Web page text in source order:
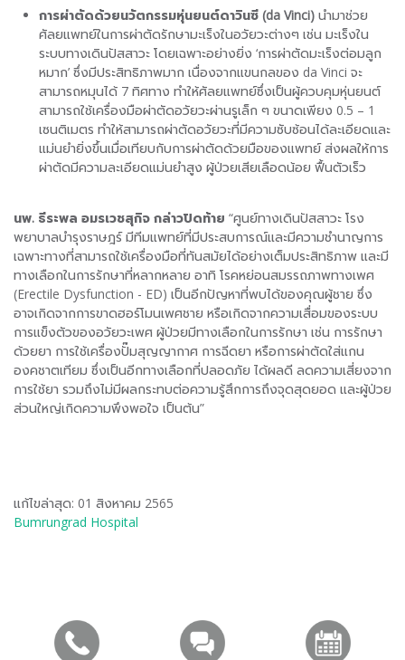
การผ่าตัดด้วยนวัตกรรมหุ่นยนต์ดาวินซี (da Vinci) นำมาช่วย
ศัลยแพทย์ในการผ่าตัดรักษามะเร็งในอวัยวะต่างๆ เช่น มะเร็งใน
ระบบทางเดินปัสสาวะ โดยเฉพาะอย่างยิ่ง ‘การผ่าตัดมะเร็งต่อมลูก
หมาก’ ซึ่งมีประสิทธิภาพมาก เนื่องจากแขนกลของ da Vinci จะ
สามารถหมุนได้ 7 ทิศทาง ทำให้ศัลยแพทย์ซึ่งเป็นผู้ควบคุมหุ่นยนต์
สามารถใช้เครื่องมือผ่าตัดอวัยวะผ่านรูเล็ก ๆ ขนาดเพียง 0.5 – 1
เซนติเมตร ทำให้สามารถผ่าตัดอวัยวะที่มีความซับซ้อนได้ละเอียดและ
แม่นยำยิ่งขึ้นเมื่อเทียบกับการผ่าตัดด้วยมือของแพทย์ ส่งผลให้การ
ผ่าตัดมีความละเอียดแม่นยำสูง ผู้ป่วยเสียเลือดน้อย ฟื้นตัวเร็ว
นพ. ธีระพล อมรเวชสุกิจ กล่าวปิดท้าย “ศูนย์ทางเดินปัสสาวะ โรง
พยาบาลบำรุงราษฎร์ มีทีมแพทย์ที่มีประสบการณ์และมีความชำนาญการ
เฉพาะทางที่สามารถใช้เครื่องมือที่ทันสมัยได้อย่างเต็มประสิทธิภาพ และมี
ทางเลือกในการรักษาที่หลากหลาย อาทิ โรคหย่อนสมรรถภาพทางเพศ
(Erectile Dysfunction - ED) เป็นอีกปัญหาที่พบได้ของคุณผู้ชาย ซึ่ง
อาจเกิดจากการขาดฮอร์โมนเพศชาย หรือเกิดจากความเสื่อมของระบบ
การแข็งตัวของอวัยวะเพศ ผู้ป่วยมีทางเลือกในการรักษา เช่น การรักษา
ด้วยยา การใช้เครื่องปั๊มสุญญากาศ การฉีดยา หรือการผ่าตัดใส่แกน
องคชาตเทียม ซึ่งเป็นอีกทางเลือกที่ปลอดภัย ได้ผลดี ลดความเสี่ยงจาก
การใช้ยา รวมถึงไม่มีผลกระทบต่อความรู้สึกการถึงจุดสุดยอด และผู้ป่วย
ส่วนใหญ่เกิดความพึงพอใจ เป็นต้น”
แก้ไขล่าสุด: 01 สิงหาคม 2565
Bumrungrad Hospital